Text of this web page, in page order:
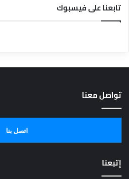
تابعنا على فيسبوك
تواصل معنا
اتصل بنا
إتبعنا